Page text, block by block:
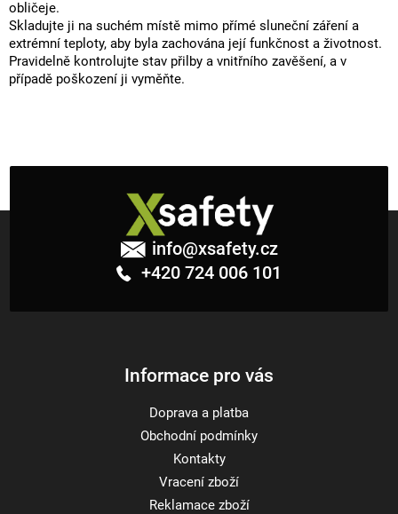
obličeje.
Skladujte ji na suchém místě mimo přímé sluneční záření a
extrémní teploty, aby byla zachována její funkčnost a životnost.
Pravidelně kontrolujte stav přilby a vnitřního zavěšení, a v
případě poškození ji vyměňte.
info@xsafety.cz
+420 724 006 101
Informace pro vás
Doprava a platba
Obchodní podmínky
Kontakty
Vracení zboží
Reklamace zboží